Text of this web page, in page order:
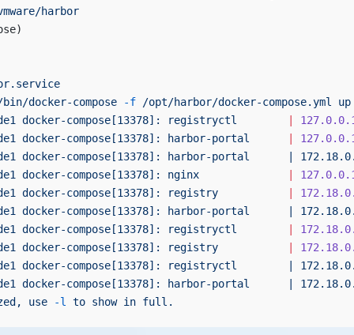
harbor
docker-compose -f /opt/harbor/docker-compose.yml
up
docker-compose[13378]: registryctl
docker-compose[13378]: harbor-portal
docker-compose[13378]: harbor-portal      |
docker-compose[13378]: nginx
docker-compose[13378]: registry
docker-compose[13378]: harbor-portal      |
docker-compose[13378]: registryctl
docker-compose[13378]: registry
docker-compose[13378]: registryctl        |
docker-compose[13378]: harbor-portal      |
use -l to show in full.